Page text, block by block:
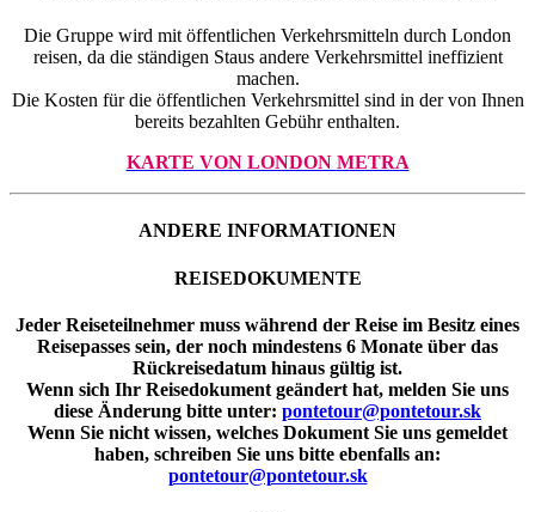
Die Gruppe wird mit öffentlichen Verkehrsmitteln durch London
reisen, da die ständigen Staus andere Verkehrsmittel ineffizient
machen.
Die Kosten für die öffentlichen Verkehrsmittel sind in der von Ihnen
bereits bezahlten Gebühr enthalten.
KARTE VON LONDON METRA
ANDERE INFORMATIONEN
REISEDOKUMENTE
Jeder Reiseteilnehmer muss während der Reise im Besitz eines
Reisepasses sein, der noch mindestens 6 Monate über das
Rückreisedatum hinaus gültig ist.
Wenn sich Ihr Reisedokument geändert hat, melden Sie uns
diese Änderung bitte unter: pontetour@pontetour.sk
Wenn Sie nicht wissen, welches Dokument Sie uns gemeldet
haben, schreiben Sie uns bitte ebenfalls an:
pontetour@pontetour.sk